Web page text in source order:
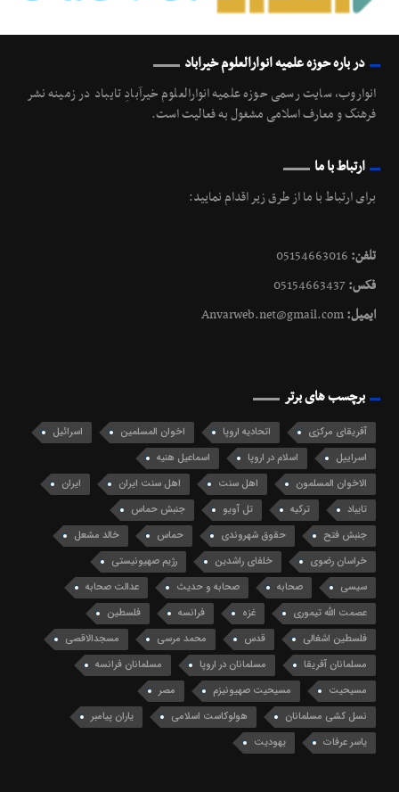
در باره حوزه علمیه انوارالعلوم خیراباد
انواروب، سایت رسمی حوزه علمیه انوارالعلوم خیرآبادِ تایباد در زمینه نشر
فرهنگ و معارف اسلامی مشغول به فعالیت است.
ارتباط با ما
برای ارتباط با ما از طرق زیر اقدام نمایید:
تلفن:
فکس:05154663437
ایمیل:Anvarweb.net@gmail.com
برچسب های برتر
آفریقای مرکزی اتحادیه اروپا اخوان المسلمین
اسرائیل
اسراییل
اسلام در اروپا
اسماعیل هنیه
الاخوان المسلمون
اهل سنت اهل سنت ایران
ایران
تایباد
ترکیه تل آویو
جنبش حماس
جنبش فتح
حقوق شهروندی حماس
خالد مشعل
خراسان رضوی
خلفای راشدین
رژیم صهیونیستی
سیسی
صحابه صحابه و حدیث
عدالت صحابه
عصمت الله تیموری
غزه فرانسه
فلسطین
فلسطین اشغالی
قدس محمد مرسی
مسجدالاقصی
مسلمانان آفریقا
مسلمانان در اروپا
مسلمانان فرانسه
مسیحیت
مسیحیت صهیونیزم
مصر
نسل کشی مسلمانان
هولوکاست اسلامی
یاران پیامبر
یاسر عرفات
یهودیت